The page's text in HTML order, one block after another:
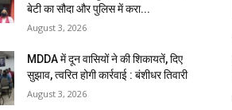
बेटी का सौदा और पुलिस में करा...
August 3, 2026
MDDA में दून वासियों ने की शिकायतें, दिए
सुझाव, त्वरित होगी कार्रवाई : बंशीधर तिवारी
August 3, 2026